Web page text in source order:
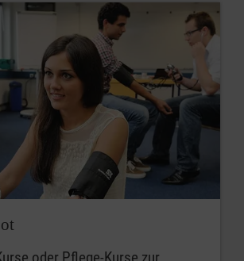
oder Pflege-Kurse zur